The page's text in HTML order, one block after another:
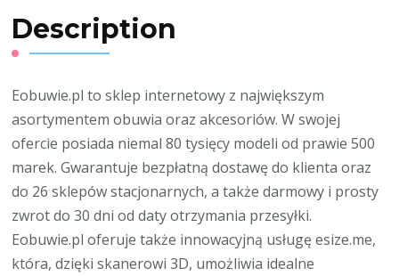
Description
Eobuwie.pl to sklep internetowy z największym
asortymentem obuwia oraz akcesoriów. W swojej
ofercie posiada niemal 80 tysięcy modeli od prawie 500
marek. Gwarantuje bezpłatną dostawę do klienta oraz
do 26 sklepów stacjonarnych, a także darmowy i prosty
zwrot do 30 dni od daty otrzymania przesyłki.
Eobuwie.pl oferuje także innowacyjną usługę esize.me,
która, dzięki skanerowi 3D, umożliwia idealne